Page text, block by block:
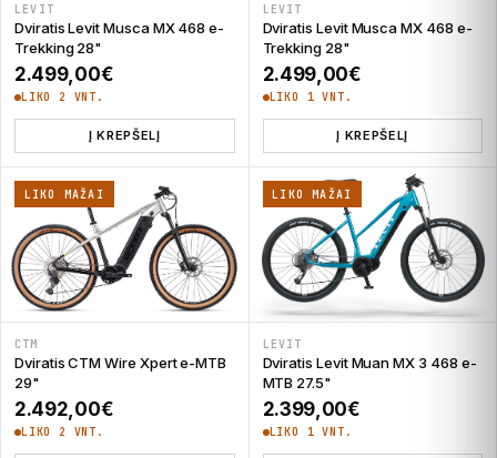
LEVIT
Dviratis Levit Musca MX 468 e-
Trekking 28"
2.499,00€
LIKO 2 VNT.
Į KREPŠELĮ
LEVIT
Dviratis Levit Musca MX 468 e-
Trekking 28"
2.499,00€
LIKO 1 VNT.
Į KREPŠELĮ
LIKO MAŽAI
CTM
Dviratis CTM Wire Xpert e-MTB
29"
2.492,00€
LIKO 2 VNT.
LIKO MAŽAI
LEVIT
Dviratis Levit Muan MX 3 468 e-
MTB 27.5"
2.399,00€
LIKO 1 VNT.